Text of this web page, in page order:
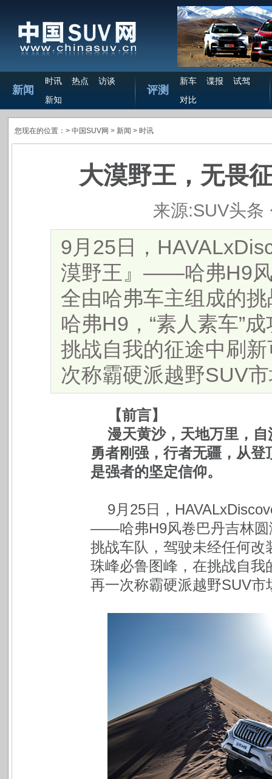
新闻
时讯 热点
访谈
新知
评测
新车 谍报
试驾
对比
您现在的位置：> 中国SUV网 > 新闻 > 时讯
大漠野王，无畏
来源:SUV头条
9月25日，
漠野王』——哈弗H9风
全由哈弗车主组成的
哈弗H9，“素人素车”
挑战自我的征途中刷
次称霸硬派越野SUV
【前言】
漫天黄沙，天地万里，
勇者刚强，行者无疆，从
是强者的坚定信仰。
9月25日，
——哈弗H9风卷巴丹吉林圆
挑战车队，驾驶未经任何改
珠峰必鲁图峰，在挑战自
再一次称霸硬派越野SUV市